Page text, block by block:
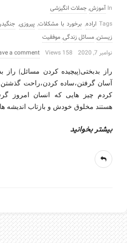
In آموزش,جملات انگیزشی
Tags اراده, برخورد با مشکلات,پیروزی,
زیستن,مسائل زندگی,موفقیت
نوامبر 7, 2020
158 Views
a comment
راز بدبختی(پیچیده کردن مسائل) راز
آسان گرفتن،ساده کردن،راحت
کردم چیز هایی که انسان امروز
هستند مخلوق خودش و بازتاب اندیشه
بیشتر بخوانید